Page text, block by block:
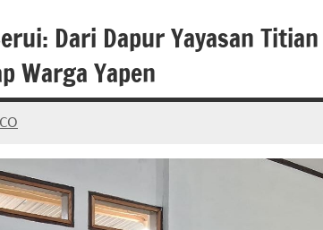
Dari Dapur Yayasan
Warga Yapen